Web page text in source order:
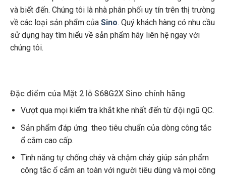
và biết đến. Chúng tôi là nhà phân phối uy tín trên thị trường
về các loại sản phẩm của Sino. Quý khách hàng có nhu cầu
sử dụng hay tìm hiểu về sản phẩm hãy liên hệ ngay với
chúng tôi.
Đặc điểm của Mặt 2 lỗ S68G2X Sino chính hãng
Vượt qua mọi kiểm tra khắt khe nhất đến từ đội ngũ QC.
Sản phẩm đáp ứng theo tiêu chuẩn của dòng công tắc
ổ cắm cao cấp.
Tình năng tự chống cháy và chậm cháy giúp sản phẩm
công tắc ổ cắm an toàn với người tiêu dùng và mọi công